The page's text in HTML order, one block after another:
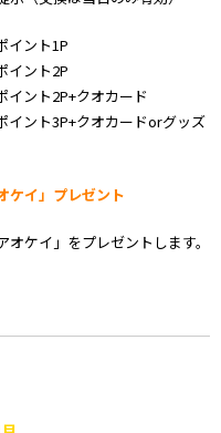
ント1P
ント2P
ト2P+クオカード
3P+クオカードorグッズ
ケイ」プレゼント
ケイ」をプレゼントします。